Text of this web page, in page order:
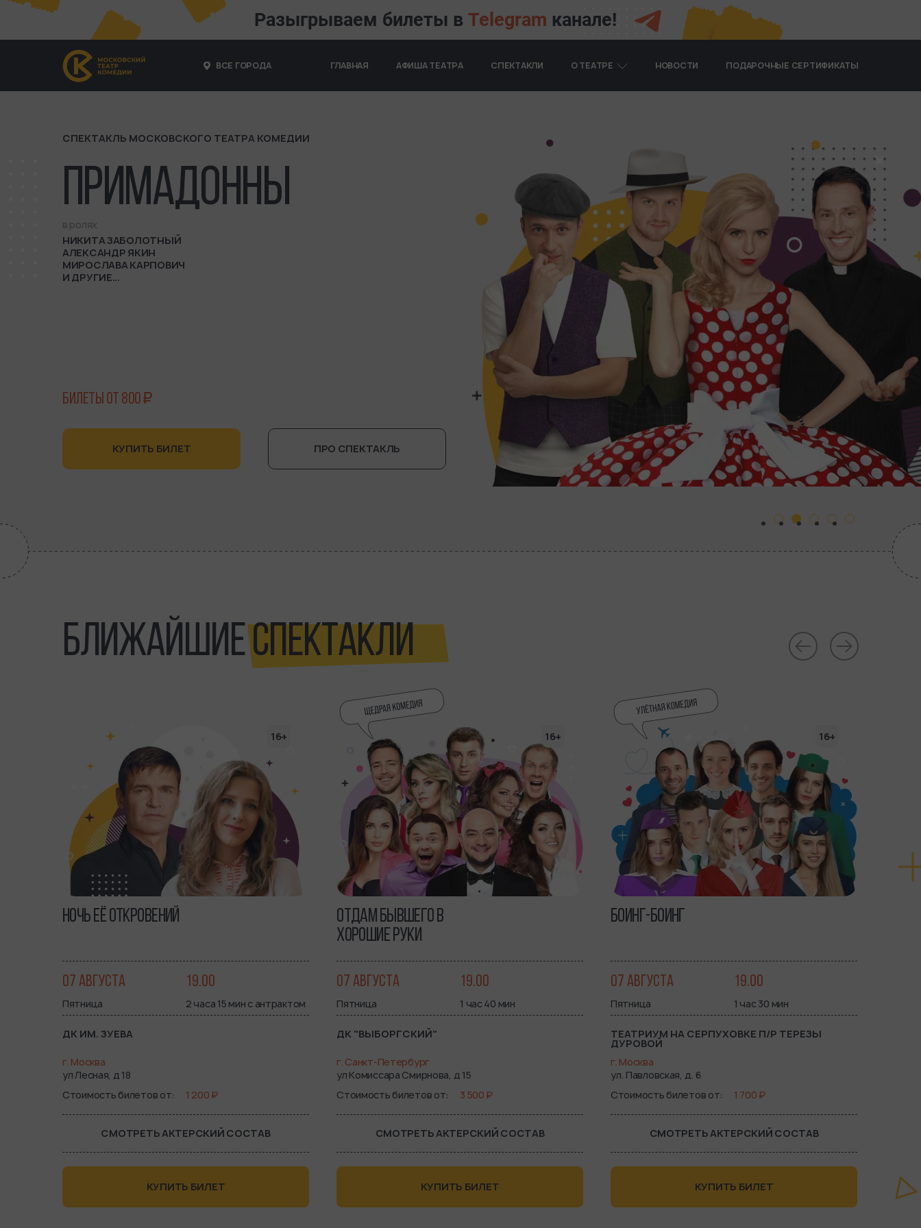
Разыгрываем билеты в Telegram канале!
ВСЕ ГОРОДА ОСНОВНАЯ НАВИГАЦИЯ
ГЛАВНАЯ АФИША ТЕАТРА СПЕКТАКЛИ О ТЕАТРЕ НОВОСТИ ПОДАРОЧНЫЕ СЕРТИФИКАТЫ
СПЕКТАКЛЬ МОСКОВСКОГО ТЕАТРА КОМЕДИИ
ПРИМАДОННЫ
в ролях
НИКИТА ЗАБОЛОТНЫЙ
АЛЕКСАНДР ЯКИН
МИРОСЛАВА КАРПОВИЧ
И ДРУГИЕ...
БИЛЕТЫ ОТ 800 ₽
КУПИТЬ БИЛЕТ ПРО СПЕКТАКЛЬ
БЛИЖАЙШИЕСПЕКТАКЛИ
16+
НОЧЬ ЕЁ ОТКРОВЕНИЙ
07 АВГУСТА
Пятница
19.00
2 часа 15 мин с антрактом
ДК ИМ. ЗУЕВА
г. Москва
ул Лесная, д 18
Стоимость билетов от
1 200 ₽
СМОТРЕТЬ АКТЕРСКИЙ СОСТАВ
КУПИТЬ БИЛЕТ
16+
ОТДАМ БЫВШЕГО В
ХОРОШИЕ РУКИ
07 АВГУСТА
Пятница
19.00
1 час 40 мин
ДК "ВЫБОРГСКИЙ"
г. Санкт-Петербург
ул Комиссара Смирнова, д 15
Стоимость билетов от
3 500 ₽
СМОТРЕТЬ АКТЕРСКИЙ СОСТАВ
КУПИТЬ БИЛЕТ
16+
БОИНГ-БОИНГ
07 АВГУСТА
Пятница
19.00
1 час 30 мин
ТЕАТРИУМ НА СЕРПУХОВКЕ П/Р ТЕРЕЗЫ
ДУРОВОЙ
г. Москва
ул. Павловская, д. 6
Стоимость билетов от
1 700 ₽
СМОТРЕТЬ АКТЕРСКИЙ СОСТАВ
КУПИТЬ БИЛЕТ